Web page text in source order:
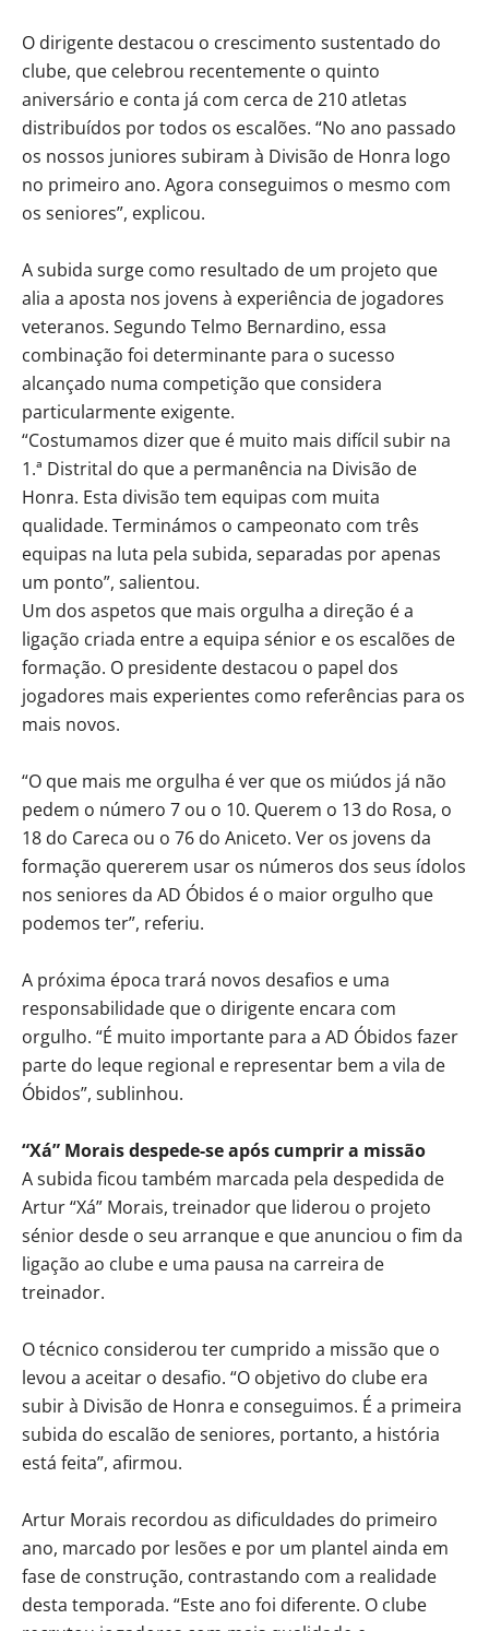
O dirigente destacou o crescimento sustentado do
clube, que celebrou recentemente o quinto
aniversário e conta já com cerca de 210 atletas
distribuídos por todos os escalões. “No ano passado
os nossos juniores subiram à Divisão de Honra logo
no primeiro ano. Agora conseguimos o mesmo com
os seniores”, explicou.
A subida surge como resultado de um projeto que
alia a aposta nos jovens à experiência de jogadores
veteranos. Segundo Telmo Bernardino, essa
combinação foi determinante para o sucesso
alcançado numa competição que considera
particularmente exigente.
“Costumamos dizer que é muito mais difícil subir na
1.ª Distrital do que a permanência na Divisão de
Honra. Esta divisão tem equipas com muita
qualidade. Terminámos o campeonato com três
equipas na luta pela subida, separadas por apenas
um ponto”, salientou.
Um dos aspetos que mais orgulha a direção é a
ligação criada entre a equipa sénior e os escalões de
formação. O presidente destacou o papel dos
jogadores mais experientes como referências para os
mais novos.
“O que mais me orgulha é ver que os miúdos já não
pedem o número 7 ou o 10. Querem o 13 do Rosa, o
18 do Careca ou o 76 do Aniceto. Ver os jovens da
formação quererem usar os números dos seus ídolos
nos seniores da AD Óbidos é o maior orgulho que
podemos ter”, referiu.
A próxima época trará novos desafios e uma
responsabilidade que o dirigente encara com
orgulho. “É muito importante para a AD Óbidos fazer
parte do leque regional e representar bem a vila de
Óbidos”, sublinhou.
“Xá” Morais despede-se após cumprir a missão
A subida ficou também marcada pela despedida de
Artur “Xá” Morais, treinador que liderou o projeto
sénior desde o seu arranque e que anunciou o fim da
ligação ao clube e uma pausa na carreira de
treinador.
O técnico considerou ter cumprido a missão que o
levou a aceitar o desafio. “O objetivo do clube era
subir à Divisão de Honra e conseguimos. É a primeira
subida do escalão de seniores, portanto, a história
está feita”, afirmou.
Artur Morais recordou as dificuldades do primeiro
ano, marcado por lesões e por um plantel ainda em
fase de construção, contrastando com a realidade
desta temporada. “Este ano foi diferente. O clube